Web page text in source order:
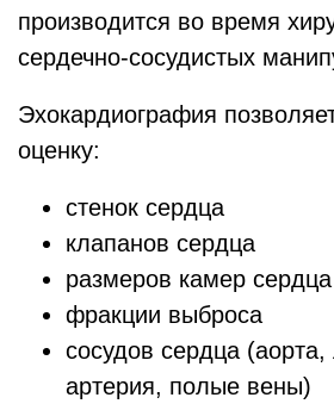
производится во время
сердечно-сосудистых
Эхокардиография
оценку:
стенок сердца
клапанов сердца
размеров камер сердца
фракции выброса
сосудов сердца (аорта,
артерия, полые вены)